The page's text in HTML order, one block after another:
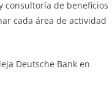
consultoría de beneficios
cada área de actividad
Deutsche Bank en